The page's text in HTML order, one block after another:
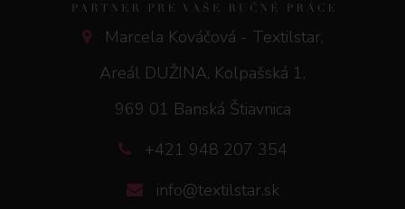
Marcela Kováčová - Textilstar,
Areál DUŽINA, Kolpašská 1,
969 01 Banská Štiavnica
+421 948 207 354
info@textilstar.sk